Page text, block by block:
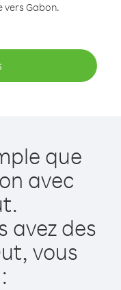
vers Gabon.
que
avec
avez des
vous